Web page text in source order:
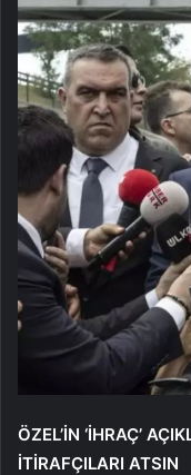
ÖZEL’İN ‘İHRAÇ’
İTİRAFÇILARI ATSIN